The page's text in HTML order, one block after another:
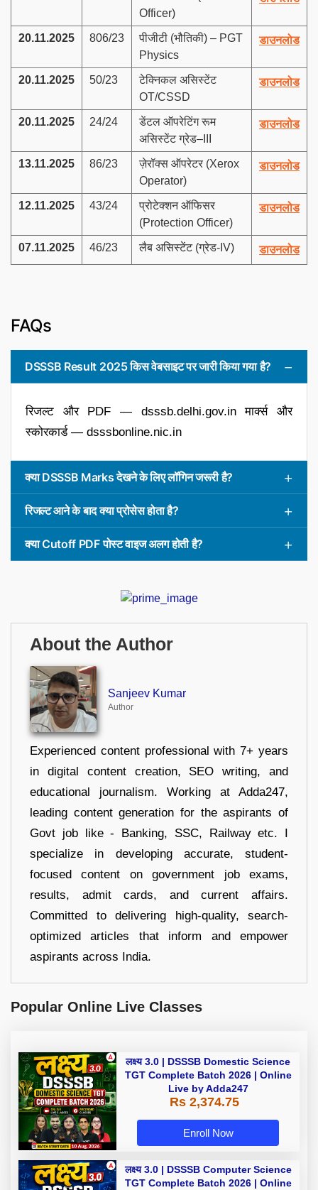
Officer)
20.11.2025 806/23
पीजीटी (भौतिकी) – PGT
Physics
डाउनलोड
20.11.2025 50/23
टेक्निकल असिस्टेंट
OT/CSSD
डाउनलोड
20.11.2025 24/24
डेंटल ऑपरेटिंग रूम
असिस्टेंट ग्रेड–III
डाउनलोड
13.11.2025 86/23
ज़ेरॉक्स ऑपरेटर (Xerox
Operator)
डाउनलोड
12.11.2025 43/24
प्रोटेक्शन ऑफिसर
(Protection Officer)
डाउनलोड
07.11.2025 46/23 लैब असिस्टेंट (ग्रेड-IV) डाउनलोड
FAQs
DSSSB Result 2025 किस वेबसाइट पर जारी किया गया है?
रिजल्ट और PDF — dsssb.delhi.gov.in मार्क्स और
स्कोरकार्ड — dsssbonline.nic.in
क्या DSSSB Marks देखने के लिए लॉगिन जरूरी है?
रिजल्ट आने के बाद क्या प्रोसेस होता है?
क्या Cutoff PDF पोस्ट वाइज अलग होती है?
About the Author
Sanjeev Kumar
Author
Experienced content professional with 7+ years
in digital content creation, SEO writing, and
educational journalism. Working at Adda247,
leading content generation for the aspirants of
Govt job like - Banking, SSC, Railway etc. I
specialize in developing accurate, student-
focused content on government job exams,
results, admit cards, and current affairs.
Committed to delivering high-quality, search-
optimized articles that inform and empower
aspirants across India.
Popular Online Live Classes
लक्ष्य 3.0 | DSSSB Domestic Science
TGT Complete Batch 2026 | Online
Live by Adda247
Rs 2,374.75
Enroll Now
लक्ष्य 3.0 | DSSSB Computer Science
TGT Complete Batch 2026 | Online